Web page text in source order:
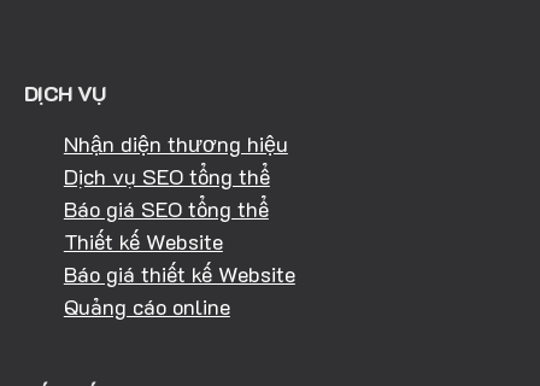
DỊCH VỤ
Nhận diện thương hiệu
Dịch vụ SEO tổng thể
Báo giá SEO tổng thể
Thiết kế Website
Báo giá thiết kế Website
Quảng cáo online